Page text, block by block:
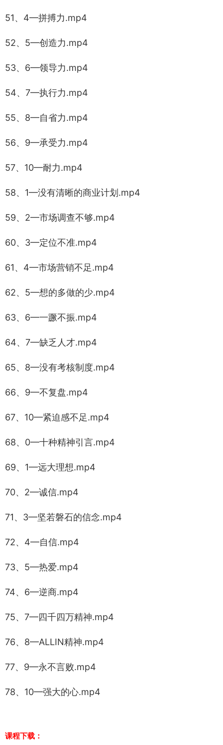
51、4—拼搏力.mp4
52、5—创造力.mp4
53、6—领导力.mp4
54、7—执行力.mp4
55、8—自省力.mp4
56、9—承受力.mp4
57、10—耐力.mp4
58、1—没有清晰的商业计划.mp4
59、2—市场调查不够.mp4
60、3—定位不准.mp4
61、4—市场营销不足.mp4
62、5—想的多做的少.mp4
63、6—一蹶不振.mp4
64、7—缺乏人才.mp4
65、8—没有考核制度.mp4
66、9—不复盘.mp4
67、10—紧迫感不足.mp4
68、0—十种精神引言.mp4
69、1—远大理想.mp4
70、2—诚信.mp4
71、3—坚若磐石的信念.mp4
72、4—自信.mp4
73、5—热爱.mp4
74、6—逆商.mp4
75、7—四千四万精神.mp4
76、8—ALLIN精神.mp4
77、9—永不言败.mp4
78、10—强大的心.mp4
课程下载：